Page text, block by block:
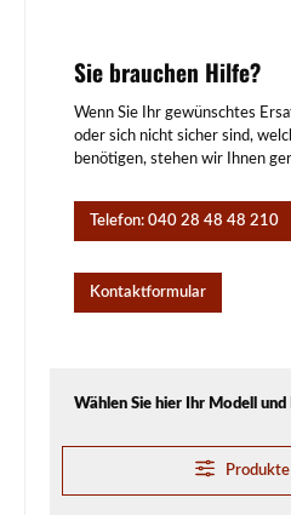
Sie brauchen Hilfe?
Wenn Sie Ihr gewünschtes
oder sich nicht sicher sind,
benötigen, stehen wir Ihnen
Telefon: 040 28 48 48 210
Kontaktformular
Wählen Sie hier Ihr Modell und